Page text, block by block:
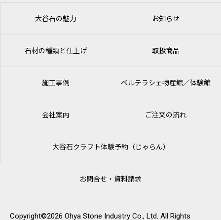
大谷石の魅力 お知らせ
石材の種類と仕上げ 取扱商品
施工事例 ベルテラシェ物産館／体験館
会社案内 ご注文の流れ
大谷石クラフト体験予約（じゃらん）
お問合せ・資料請求
Copyright©2026 Ohya Stone Industry Co., Ltd. All Rights